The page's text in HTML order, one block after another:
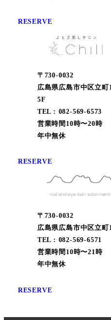
RESERVE
〒730-0032
広島県広島市中区立
5F
TEL : 082-569-6573
営業時間10時〜20時
年中無休
RESERVE
〒730-0032
広島県広島市中区立
TEL : 082-569-6571
営業時間10時〜21時
年中無休
RESERVE